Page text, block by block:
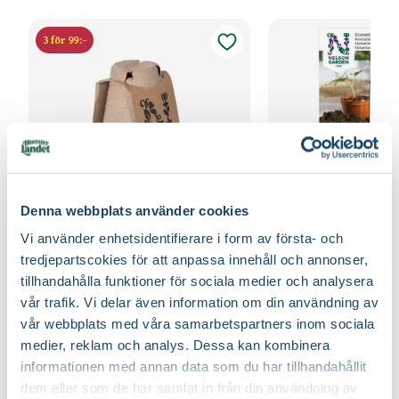
Denna webbplats använder cookies
Vi använder enhetsidentifierare i form av första- och
tredjepartscokies för att anpassa innehåll och annonser,
tillhandahålla funktioner för sociala medier och analysera
vår trafik. Vi delar även information om din användning av
vår webbplats med våra samarbetspartners inom sociala
medier, reklam och analys. Dessa kan kombinera
informationen med annan data som du har tillhandahållit
dem eller som de har samlat in från din användning av
3 för 99:-
Nelson Garden
3990
Välj butik
Online
Fåtal i lager
Till Produkten
till Fiberpots / Fiberkruka produktsida
Nelson Garden
Välj butik
Online